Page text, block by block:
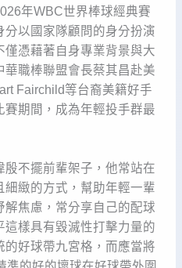
年WBC世界棒球經典賽
以國家隊顧問的身分扮演
憑藉著自身專業背景與大
職棒聯盟會長蔡其昌赴美
Fairchild等台裔美籍好手
期間，成為年輕投手群最
不擺前輩架子，他常站在
緻的方式，幫助年輕一輩
焦慮，常分享自己的配球
樣具有毀滅性打擊力量的
好球帶九宮格，而應當將